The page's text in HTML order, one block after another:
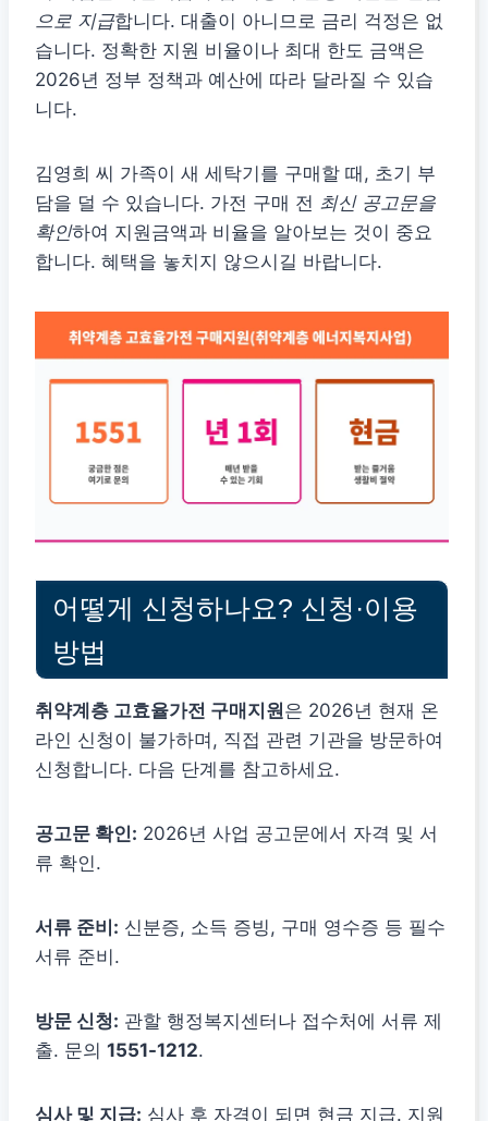
으로 지급합니다. 대출이 아니므로 금리 걱정은 없
습니다. 정확한 지원 비율이나 최대 한도 금액은
2026년 정부 정책과 예산에 따라 달라질 수 있습
니다.
김영희 씨 가족이 새 세탁기를 구매할 때, 초기 부
담을 덜 수 있습니다. 가전 구매 전 최신 공고문을
확인하여 지원금액과 비율을 알아보는 것이 중요
합니다. 혜택을 놓치지 않으시길 바랍니다.
어떻게 신청하나요? 신청·이용
방법
취약계층 고효율가전 구매지원은 2026년 현재 온
라인 신청이 불가하며, 직접 관련 기관을 방문하여
신청합니다. 다음 단계를 참고하세요.
공고문 확인: 2026년 사업 공고문에서 자격 및 서
류 확인.
서류 준비: 신분증, 소득 증빙, 구매 영수증 등 필수
서류 준비.
방문 신청: 관할 행정복지센터나 접수처에 서류 제
출. 문의 1551-1212.
심사 및 지급: 심사 후 자격이 되면 현금 지급. 지원